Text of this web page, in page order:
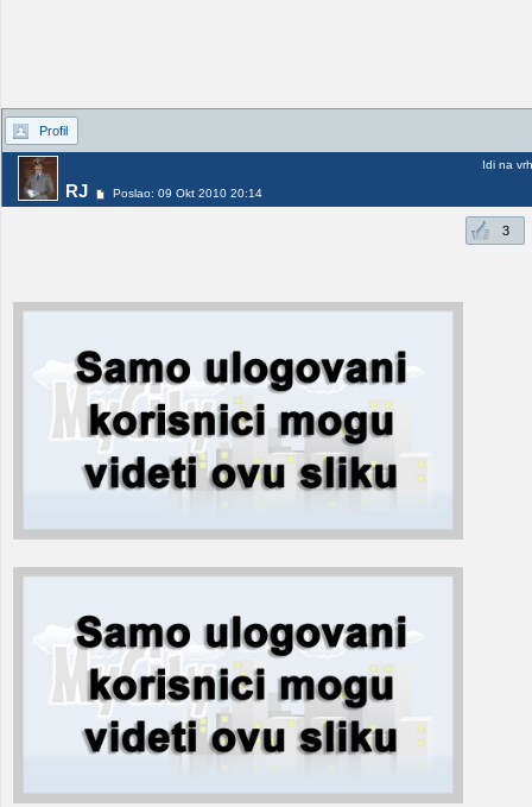
Profil
RJ Poslao: 09 Okt 2010 20:14
Idi na vrh
3